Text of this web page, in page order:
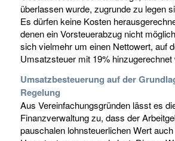
überlassen wurde, zugrunde zu legen
Es dürfen keine Kosten
denen ein Vorsteuerabzug nicht
sich vielmehr um einen Nettowert, auf
Umsatzsteuer mit 19%
Umsatzbesteuerung auf der
Regelung
Aus Vereinfachungsgründen lässt es
Finanzverwaltung zu, dass der
pauschalen lohnsteuerlichen Wert